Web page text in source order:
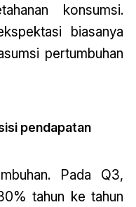
konsumsi.
biasanya
pertumbuhan
pendapatan
Pada Q3,
tahun ke tahun